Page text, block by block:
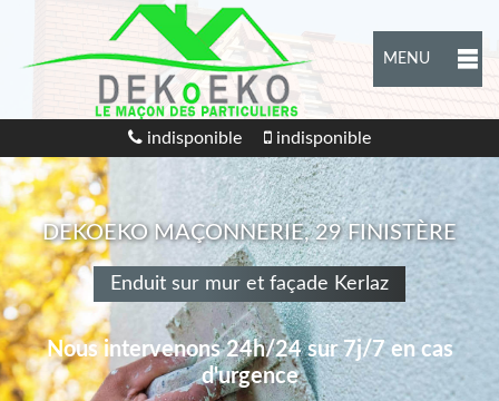
MENU
indisponible indisponible
DEKOEKO MAÇONNERIE, 29 FINISTÈRE
Enduit sur mur et façade Kerlaz
Nous intervenons 24h/24 sur 7j/7 en cas
d'urgence